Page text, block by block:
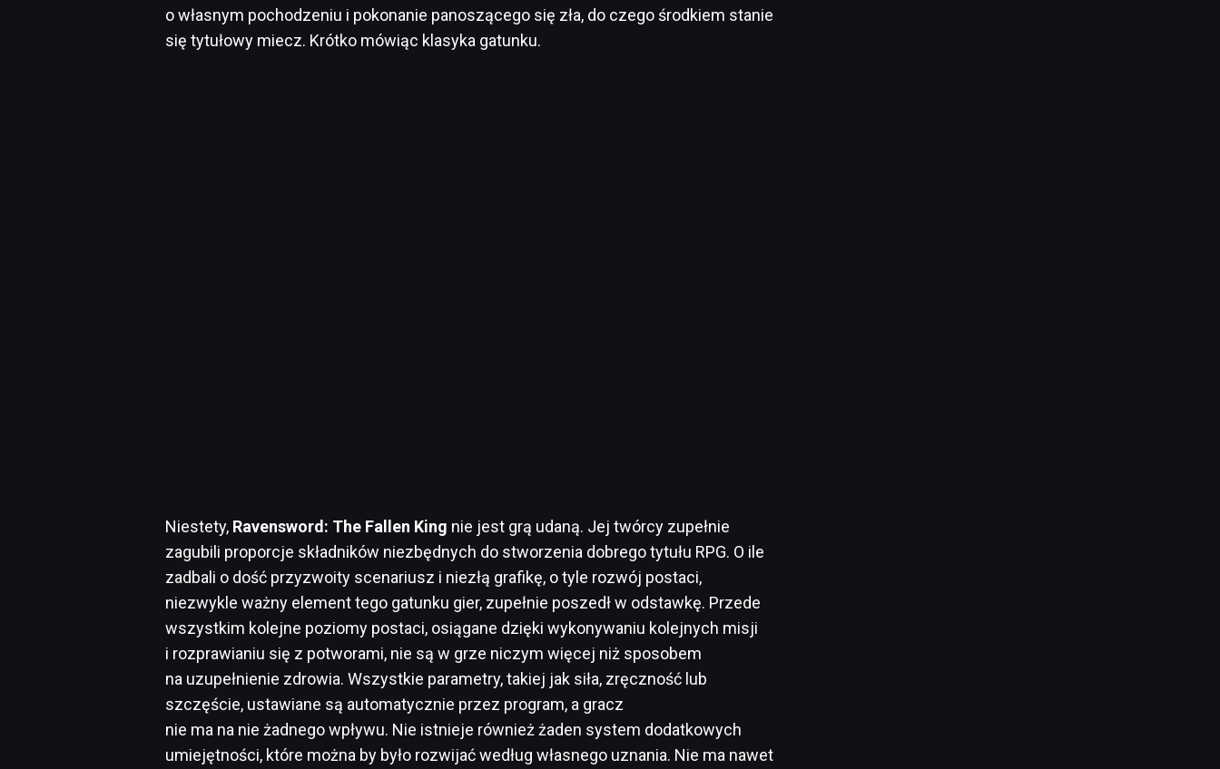
o własnym pochodzeniu i pokonanie panoszącego się zła, do czego środkiem stanie
się tytułowy miecz. Krótko mówiąc klasyka gatunku.
Niestety, Ravensword: The Fallen King nie jest grą udaną. Jej twórcy zupełnie
zagubili proporcje składników niezbędnych do stworzenia dobrego tytułu RPG. O ile
zadbali o dość przyzwoity scenariusz i niezłą grafikę, o tyle rozwój postaci,
niezwykle ważny element tego gatunku gier, zupełnie poszedł w odstawkę. Przede
wszystkim kolejne poziomy postaci, osiągane dzięki wykonywaniu kolejnych misji
i rozprawianiu się z potworami, nie są w grze niczym więcej niż sposobem
na uzupełnienie zdrowia. Wszystkie parametry, takiej jak siła, zręczność lub
szczęście, ustawiane są automatycznie przez program, a gracz
nie ma na nie żadnego wpływu. Nie istnieje również żaden system dodatkowych
umiejętności, które można by było rozwijać według własnego uznania. Nie ma nawet